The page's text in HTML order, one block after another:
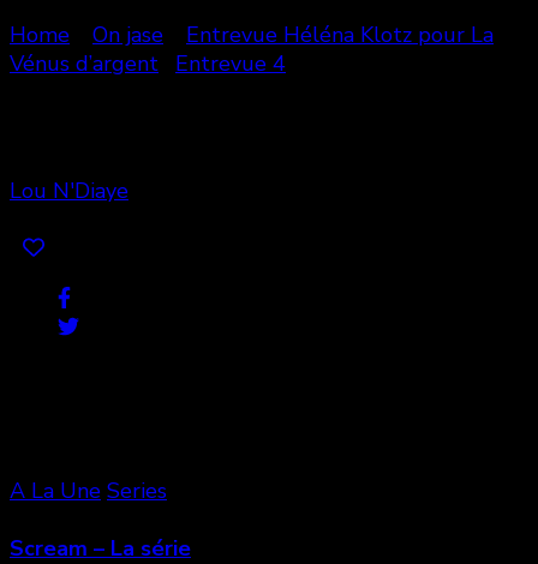
Home
On jase
Entrevue Héléna Klotz pour La
Vénus d’argent
Entrevue 4
Lou N'Diaye
A La Une Series
Scream – La série